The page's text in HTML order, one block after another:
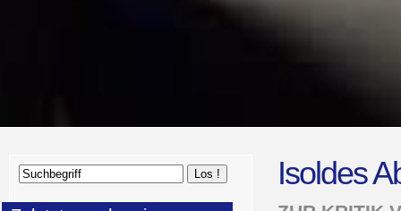
Isoldes